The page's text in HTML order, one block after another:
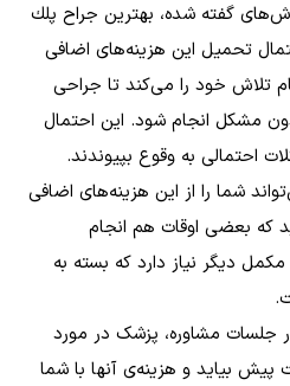
گفته شده، بهترين جراح پلك
تحمیل این هزینه‌های اضافی
تلاش خود را می‌کند تا جراحی
مشکل انجام شود. این احتمال
احتمالی به وقوع بپیوندند.
شما را از این هزینه‌های اضافی
که بعضی اوقات هم انجام
دیگر نیاز دارد که بسته به
جلسات مشاوره، پزشک در مورد
بیاید و هزینه‌ی آنها با شما